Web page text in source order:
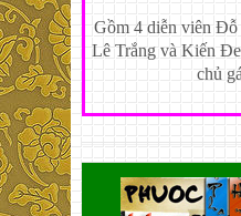
Gồm 4 diễn viên
Lê Trắng và Kiến
chủ